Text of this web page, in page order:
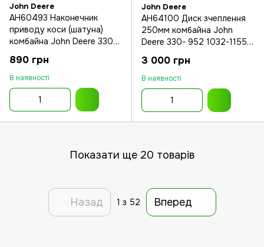
John Deere
AH60493 Наконечник
приводу коси (шатуна)
комбайна John Deere 330-
890 грн
В наявності
John Deere
AH64100 Диск зчеплення
250мм комбайна John
Deere 330- 952 1032-1155
3 000 грн
В наявності
Показати ще 20 товарів
Назад 1 з 52 Вперед